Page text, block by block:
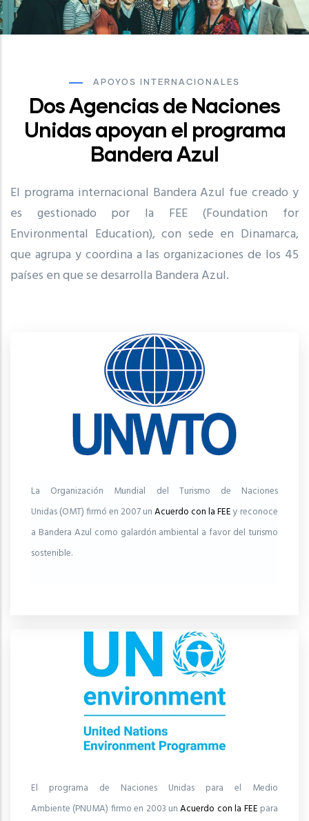
APOYOS INTERNACIONALES
Dos Agencias de Naciones
Unidas apoyan el programa
Bandera Azul
El programa internacional Bandera Azul fue creado y
es gestionado por la FEE (Foundation for
Environmental Education), con sede en Dinamarca,
que agrupa y coordina a las organizaciones de los 45
países en que se desarrolla Bandera Azul.
La Organización Mundial del Turismo de Naciones
Unidas (OMT) firmó en 2007 unAcuerdo con la FEEy reconoce
a Bandera Azul como galardón ambiental a favor del turismo
sostenible.
El programa de Naciones Unidas para el Medio
Ambiente (PNUMA) firmo en 2003 unAcuerdo con la FEE para